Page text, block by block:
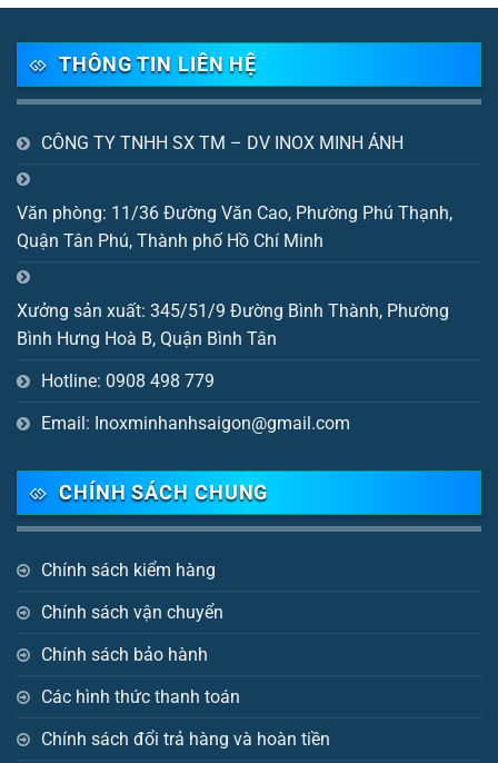
THÔNG TIN LIÊN HỆ
CÔNG TY TNHH SX TM – DV INOX MINH ÁNH
Văn phòng: 11/36 Đường Văn Cao, Phường Phú Thạnh,
Quận Tân Phú, Thành phố Hồ Chí Minh
Xưởng sản xuất: 345/51/9 Đường Bình Thành, Phường
Bình Hưng Hoà B, Quận Bình Tân
Hotline: 0908 498 779
Email: Inoxminhanhsaigon@gmail.com
CHÍNH SÁCH CHUNG
Chính sách kiểm hàng
Chính sách vận chuyển
Chính sách bảo hành
Các hình thức thanh toán
Chính sách đổi trả hàng và hoàn tiền